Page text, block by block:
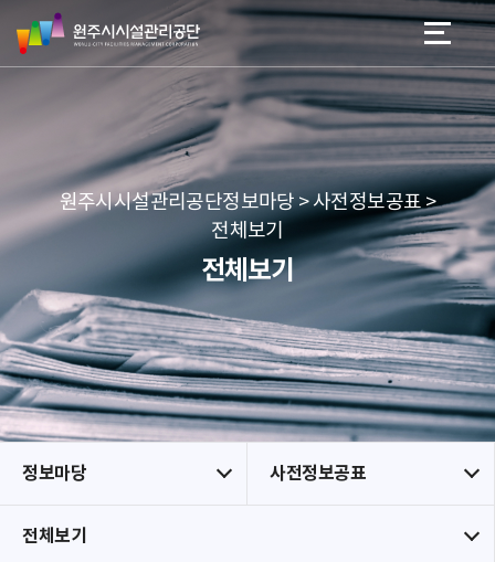
네
본문 바로가기
메뉴 바로가기
원
주
시
리
공
단
원주시시설관리공단정보마당 > 사전정보공표 >
전체보기
전체보기
정보마당 사전정보공표
전체보기